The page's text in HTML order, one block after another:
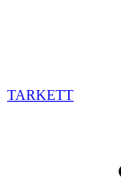
TARKETT